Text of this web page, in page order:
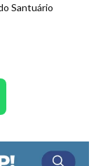
Santuário